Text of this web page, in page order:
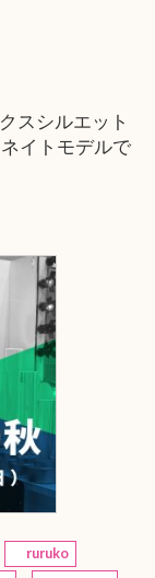
スシルエット
イトモデルで
ruruko